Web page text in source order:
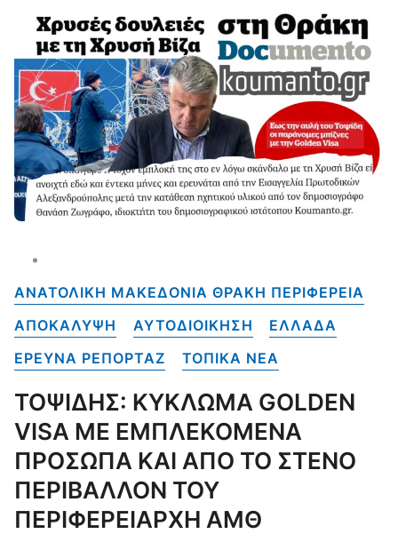
ΑΝΑΤΟΛΙΚΗ ΜΑΚΕΔΟΝΙΑ ΘΡΑΚΗ ΠΕΡΙΦΕΡΕΙΑ
ΑΠΟΚΑΛΥΨΗ
ΑΥΤΟΔΙΟΙΚΗΣΗ
ΕΛΛΑΔΑ
ΕΡΕΥΝΑ ΡΕΠΟΡΤΑΖ
ΤΟΠΙΚΑ NEA
ΤΟΨΙΔΗΣ: ΚΥΚΛΩΜΑ GOLDEN
VISA ΜΕ ΕΜΠΛΕΚΟΜΕΝΑ
ΠΡΟΣΩΠΑ ΚΑΙ ΑΠΟ ΤΟ ΣΤΕΝΟ
ΠΕΡΙΒΑΛΛΟΝ ΤΟΥ
ΠΕΡΙΦΕΡΕΙΑΡΧΗ ΑΜΘ